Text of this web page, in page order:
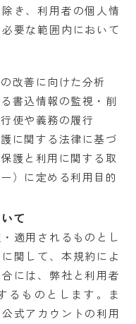
き、利用者の個人情
要な範囲内において
改善に向けた分析
書込情報の監視・削
使や義務の履行
に関する法律に基づ
護と利用に関する取
）に定める利用目的
て
適用されるものとし
関して、本規約によ
には、弊社と利用者
るものとします。ま
式アカウントの利用